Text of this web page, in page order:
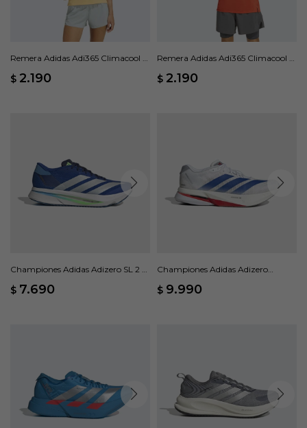
Remera Adidas Adi365 Climacool -
$ 2.190
Remera Adidas Adi365 Climacool -
$ 2.190
Championes Adidas Adizero SL 2 -
$ 7.690
Championes Adidas Adizero
$ 9.990